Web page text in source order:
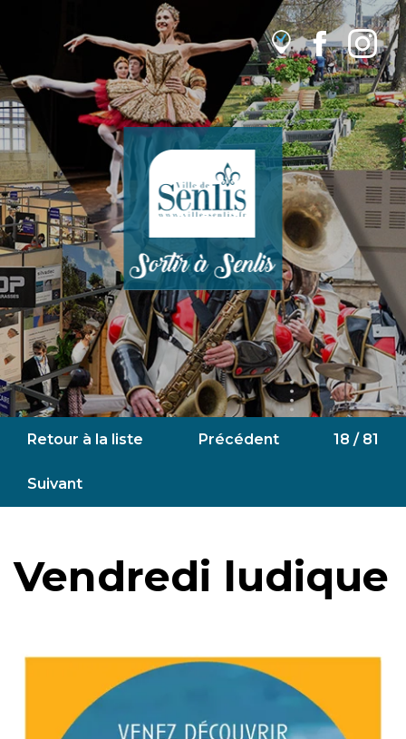
Retour à la liste Précédent 18 / 81
Suivant
Vendredi ludique